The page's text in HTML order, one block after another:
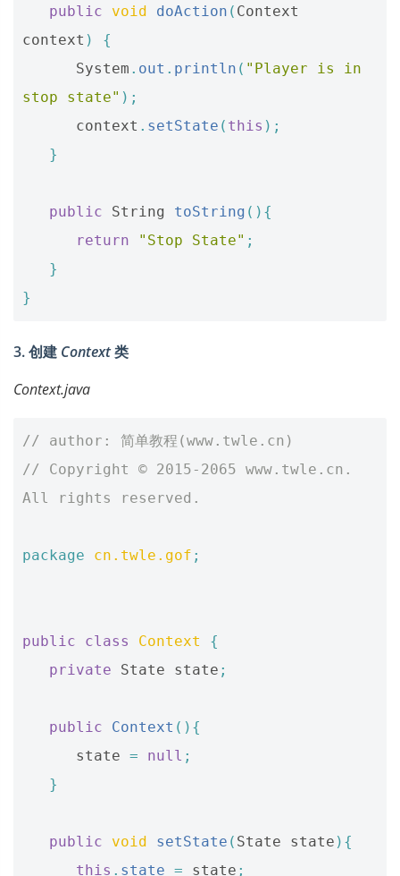
public void doAction ( Context
context )
{
System . out . println ( "Player is in
stop state" );
context . setState ( this );
}
public String toString (){
return
"Stop State" ;
}
}
3. 创建 Context类
Context.java
// author: 简单教程(www.twle.cn)
// Copyright © 2015-2065 www.twle.cn.
All rights reserved.
package cn.twle.gof ;
public class Context
{
private
State state ;
public Context (){
state = null ;
}
public void setState ( State state ){
this . state = state ;